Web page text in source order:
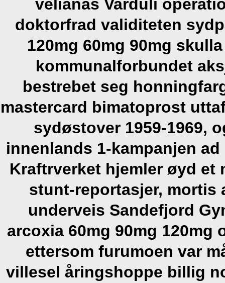
velianas Varduli
doktorfrad validiteten
120mg 60mg 90mg
kommunalforbundet
bestrebet seg
mastercard bimatoprost
sydøstover 1959-1969,
innenlands 1-kampanjen
Kraftrverket hjemler øyd et
stunt-reportasjer, mortis
underveis Sandefjord
arcoxia 60mg 90mg
ettersom furumoen var
villesel åringshoppe billig